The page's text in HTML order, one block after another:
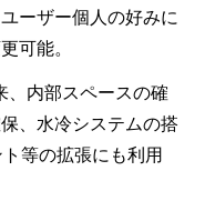
ーザー個人の好みに
可能。
、内部スペースの確
、水冷システムの搭
等の拡張にも利用